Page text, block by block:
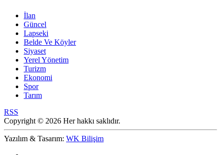
İlan
Güncel
Lapseki
Belde Ve Köyler
Siyaset
Yerel Yönetim
Turizm
Ekonomi
Spor
Tarım
RSS
Copyright © 2026 Her hakkı saklıdır.
Yazılım & Tasarım: WK Bilişim